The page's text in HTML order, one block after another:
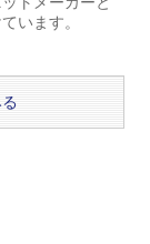
います。